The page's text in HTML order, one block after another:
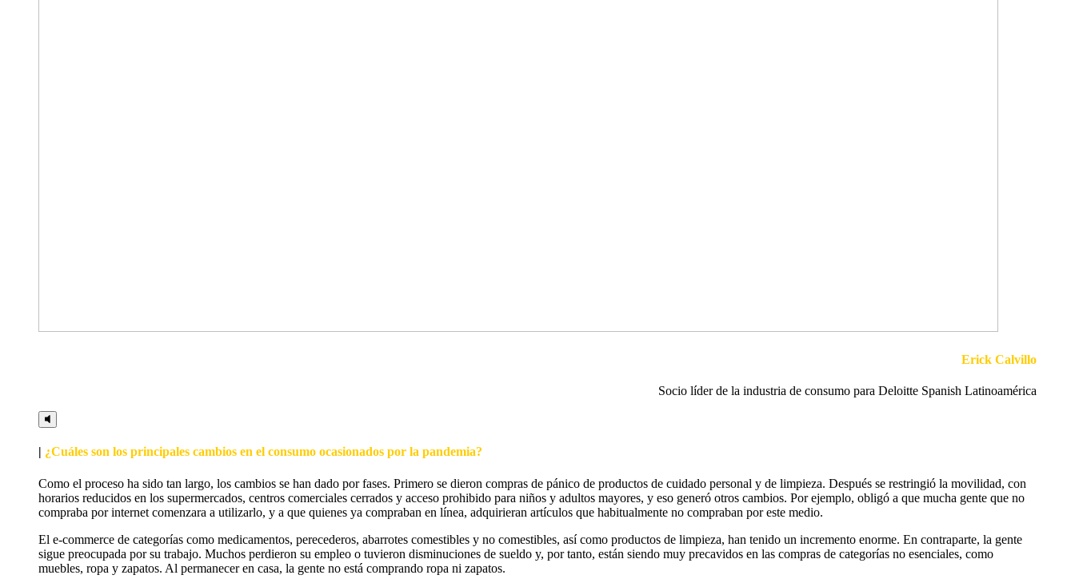
Erick Calvillo
Socio líder de la industria de consumo para Deloitte Spanish Latinoamérica
| ¿Cuáles son los principales cambios en el consumo ocasionados por la pandemia?
Como el proceso ha sido tan largo, los cambios se han dado por fases. Primero se dieron compras de pánico de productos de cuidado personal y de limpieza. Después se restringió la movilidad, con
horarios reducidos en los supermercados, centros comerciales cerrados y acceso prohibido para niños y adultos mayores, y eso generó otros cambios. Por ejemplo, obligó a que mucha gente que no
compraba por internet comenzara a utilizarlo, y a que quienes ya compraban en línea, adquirieran artículos que habitualmente no compraban por este medio.
El e-commerce de categorías como medicamentos, perecederos, abarrotes comestibles y no comestibles, así como productos de limpieza, han tenido un incremento enorme. En contraparte, la gente
sigue preocupada por su trabajo. Muchos perdieron su empleo o tuvieron disminuciones de sueldo y, por tanto, están siendo muy precavidos en las compras de categorías no esenciales, como
muebles, ropa y zapatos. Al permanecer en casa, la gente no está comprando ropa ni zapatos.